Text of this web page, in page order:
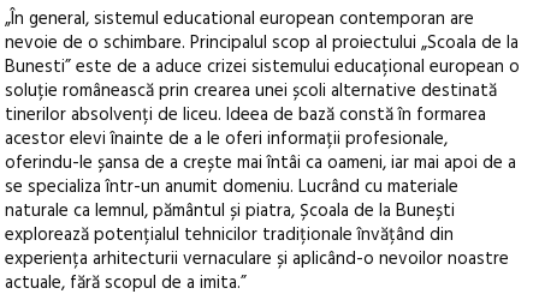
„În general, sistemul educational european contemporan are
nevoie de o schimbare. Principalul scop al proiectului „Scoala de la
Bunesti” este de a aduce crizei sistemului educațional european o
soluție românească prin crearea unei școli alternative destinată
tinerilor absolvenți de liceu. Ideea de bază constă în formarea
acestor elevi înainte de a le oferi informații profesionale,
oferindu-le șansa de a crește mai întâi ca oameni, iar mai apoi de a
se specializa într-un anumit domeniu. Lucrând cu materiale
naturale ca lemnul, pământul și piatra, Școala de la Bunești
explorează potențialul tehnicilor tradiționale învățând din
experiența arhitecturii vernaculare și aplicând-o nevoilor noastre
actuale, fără scopul de a imita.”